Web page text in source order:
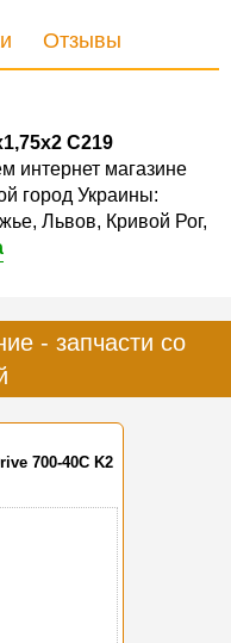
Отзывы
C219
интернет магазине
город Украины:
Львов, Кривой Рог,
- запчасти со
700-40C K2